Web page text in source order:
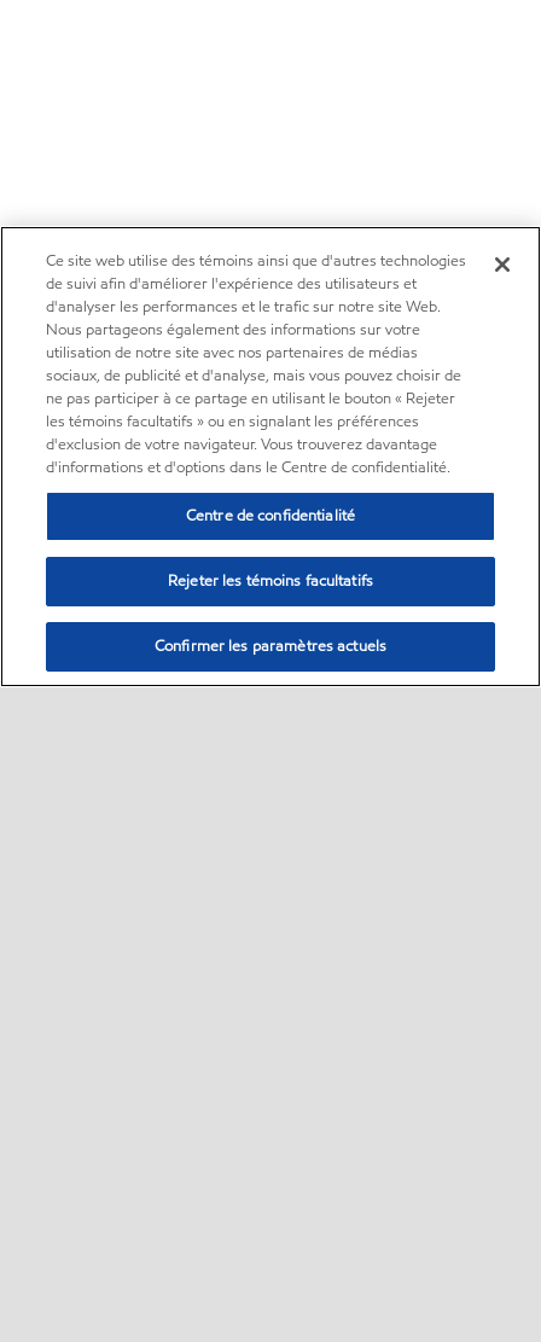
Ce site web utilise des témoins ainsi que d'autres technologies
de suivi afin d'améliorer l'expérience des utilisateurs et
d'analyser les performances et le trafic sur notre site Web.
Nous partageons également des informations sur votre
utilisation de notre site avec nos partenaires de médias
sociaux, de publicité et d'analyse, mais vous pouvez choisir de
ne pas participer à ce partage en utilisant le bouton « Rejeter
les témoins facultatifs » ou en signalant les préférences
d'exclusion de votre navigateur. Vous trouverez davantage
d'informations et d'options dans le Centre de confidentialité.
Centre de confidentialité
Rejeter les témoins facultatifs
Confirmer les paramètres actuels